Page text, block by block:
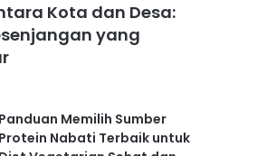
Kota dan Desa:
yang
Panduan Memilih Sumber
Protein Nabati Terbaik untuk